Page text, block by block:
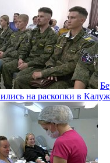
на раскопки в